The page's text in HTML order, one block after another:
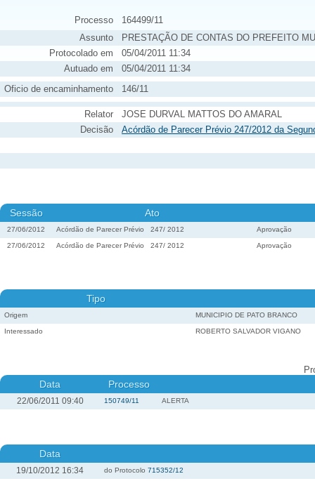
Processo
164499/11
Assunto
PRESTAÇÃO DE CONTAS DO PREFEITO
Protocolado em
05/04/2011 11:34
Autuado em
05/04/2011 11:34
Oficio de encaminhamento
146/11
Relator
JOSE DURVAL MATTOS DO AMARAL
Decisão
Acórdão de Parecer Prévio 247/2012 da
Sessão Ato
27/06/2012 Acórdão de Parecer Prévio 247/ 2012 Aprovação
27/06/2012 Acórdão de Parecer Prévio 247/ 2012 Aprovação
Tipo
Origem MUNICIPIO DE PATO BRANCO
Interessado ROBERTO SALVADOR VIGANO
Data Processo
22/06/2011 09:40 150749/11 ALERTA
Data
19/10/2012 16:34 do Protocolo 715352/12